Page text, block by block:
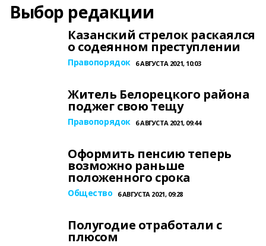
Выбор редакции
Казанский стрелок раскаялся
о содеянном преступлении
Правопорядок 6 АВГУСТА 2021, 10:03
Житель Белорецкого района
поджег свою тещу
Правопорядок 6 АВГУСТА 2021, 09:44
Оформить пенсию теперь
возможно раньше
положенного срока
Общество 6 АВГУСТА 2021, 09:28
Полугодие отработали с
плюсом